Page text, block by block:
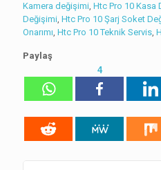
Kamera değişimi, Htc Pro 10 Kasa
Değişimi, Htc Pro 10 Şarj Soket
Onarımı, Htc Pro 10 Teknik Servis,
Paylaş
4